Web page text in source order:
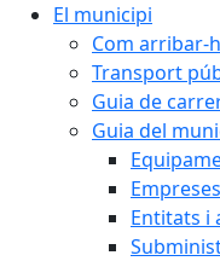
El municipi
Com arribar-
Transport
Guia de
Guia del
Entitats i